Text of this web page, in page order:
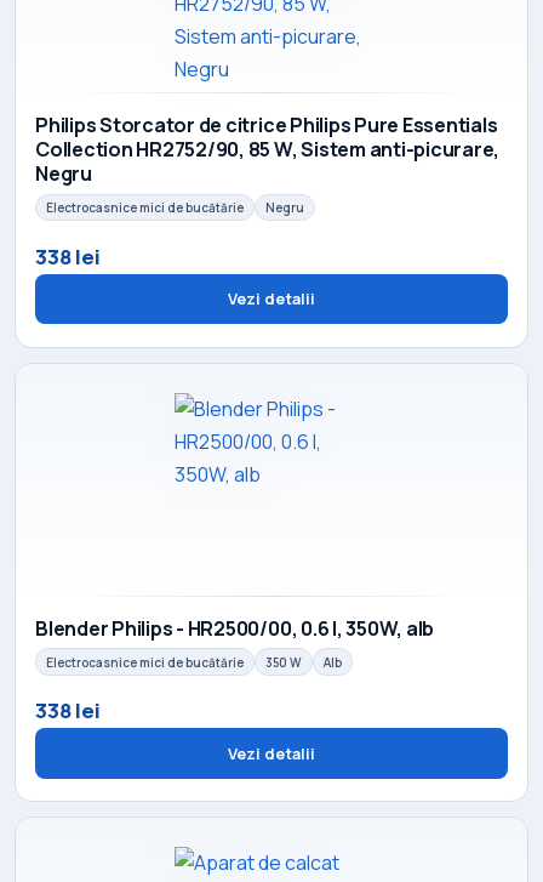
Philips Storcator de citrice Philips Pure Essentials
Collection HR2752/90, 85 W, Sistem anti-picurare,
Negru
Electrocasnice mici de bucătărie Negru
338 lei
Vezi detalii
Blender Philips - HR2500/00, 0.6 l, 350W, alb
Electrocasnice mici de bucătărie 350 W Alb
338 lei
Vezi detalii